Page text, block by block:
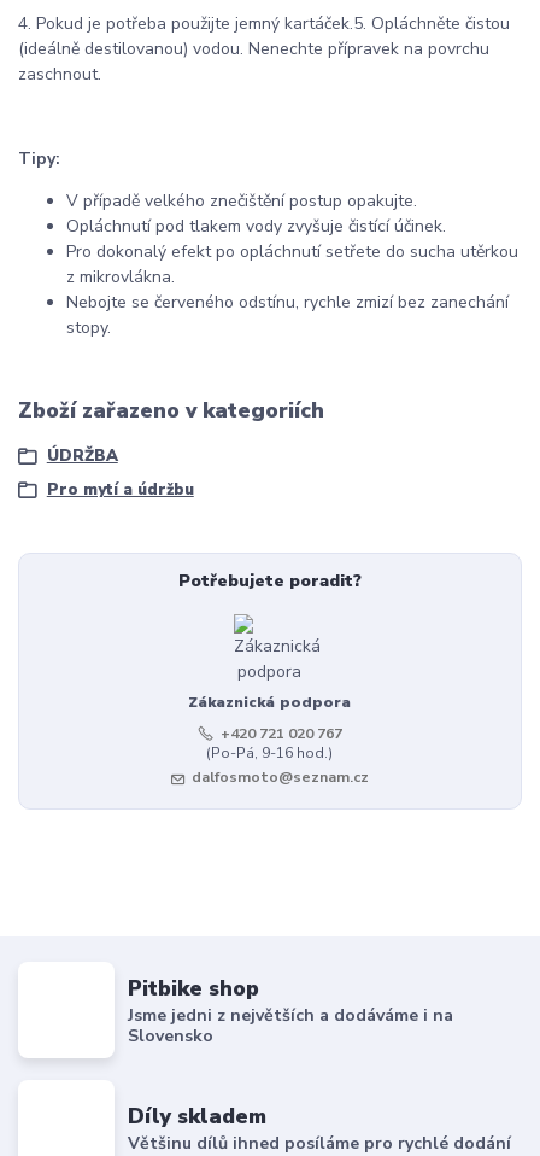
4. Pokud je potřeba použijte jemný kartáček.5. Opláchněte čistou
(ideálně destilovanou) vodou. Nenechte přípravek na povrchu
zaschnout.
Tipy:
V případě velkého znečištění postup opakujte.
Opláchnutí pod tlakem vody zvyšuje čistící účinek.
Pro dokonalý efekt po opláchnutí setřete do sucha utěrkou
z mikrovlákna.
Nebojte se červeného odstínu, rychle zmizí bez zanechání
stopy.
Zboží zařazeno v kategoriích
ÚDRŽBA
Pro mytí a údržbu
Potřebujete poradit?
Zákaznická podpora
+420 721 020 767
(Po-Pá, 9-16 hod.)
dalfosmoto@seznam.cz
Pitbike shop
Jsme jedni z největších a dodáváme i na
Slovensko
Díly skladem
Většinu dílů ihned posíláme pro rychlé dodání